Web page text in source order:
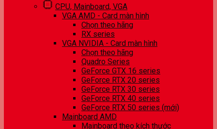
CPU, Mainboard, VGA
VGA AMD - Card màn hình
Chọn theo hãng
RX series
VGA NVIDIA - Card màn hình
Chọn theo hãng
Quadro Series
GeForce GTX 16 series
GeForce RTX 20 series
GeForce RTX 30 series
GeForce RTX 40 series
GeForce RTX 50 series (mới)
Mainboard AMD
Mainboard theo kích thước